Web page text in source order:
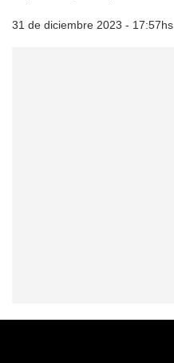
31 de diciembre 2023 - 17:57hs